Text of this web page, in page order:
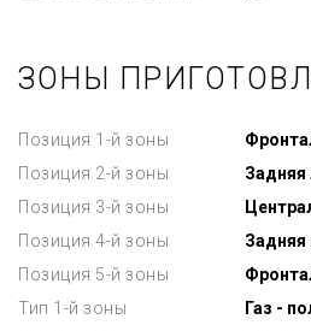
ЗОНЫ
Позиция 1-й зоны
Позиция 2-й зоны
Задняя
Позиция 3-й зоны
Позиция 4-й зоны
Задняя
Позиция 5-й зоны
Тип 1-й зоны
Газ -